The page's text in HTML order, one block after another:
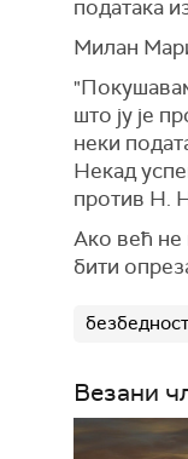
података
Милан
што ју је
неки
Некад
против Н.
Ако већ не
бити
Везани